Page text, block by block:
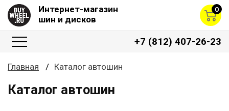
Интернет-магазин
шин и дисков
0
+7 (812) 407-26-23
Главная Каталог автошин
Каталог автошин